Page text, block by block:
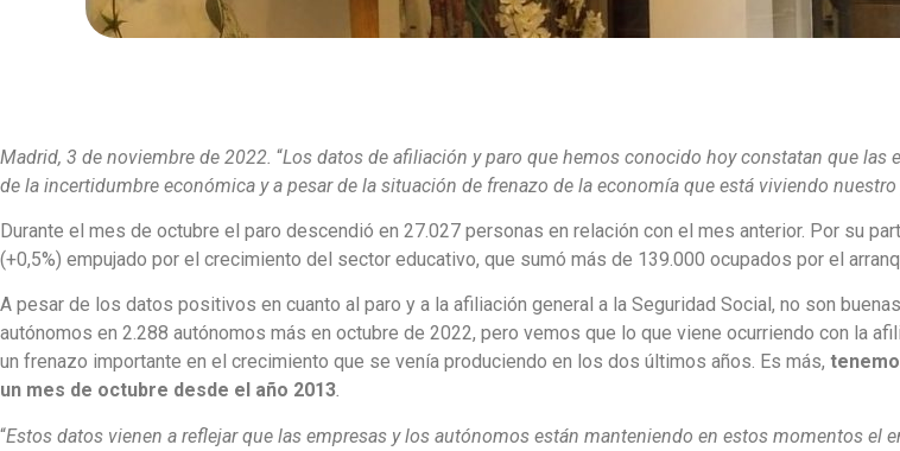
Madrid, 3 de noviembre de 2022. “Los datos de afiliación y paro que hemos conocido hoy constatan que
de la incertidumbre económica y a pesar de la situación de frenazo de la economía que está viviendo nuestro
Durante el mes de octubre el paro descendió en 27.027 personas en relación con el mes anterior. Por su
(+0,5%) empujado por el crecimiento del sector educativo, que sumó más de 139.000 ocupados por el
A pesar de los datos positivos en cuanto al paro y a la afiliación general a la Seguridad Social, no son
autónomos en 2.288 autónomos más en octubre de 2022, pero vemos que lo que viene ocurriendo con la
un frenazo importante en el crecimiento que se venía produciendo en los dos últimos años. Es más,
un mes de octubre desde el año 2013.
“Estos datos vienen a reflejar que las empresas y los autónomos están manteniendo en estos momentos el